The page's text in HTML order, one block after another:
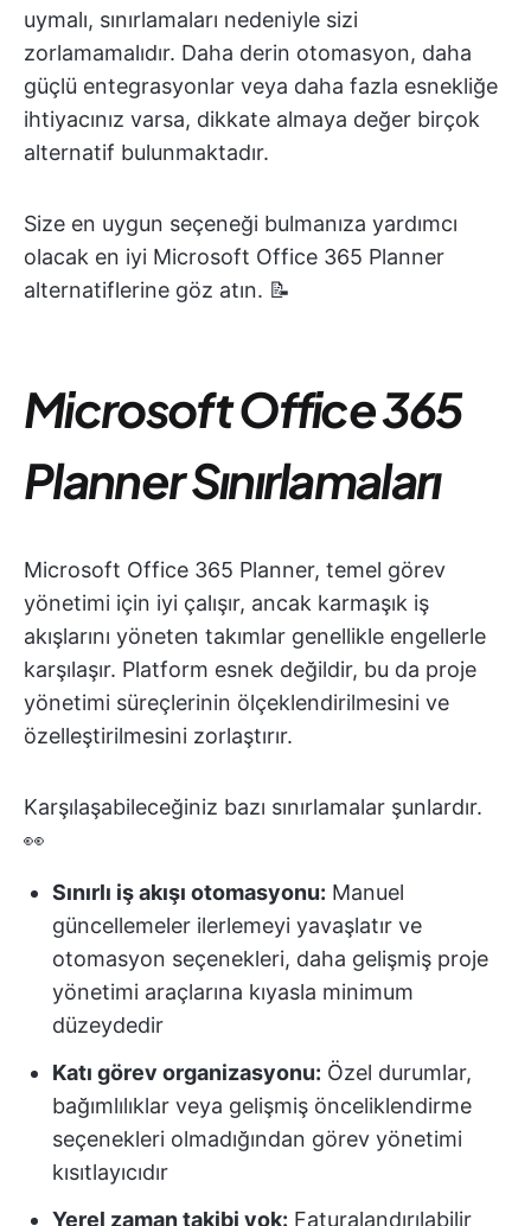
uymalı, sınırlamaları nedeniyle sizi
zorlamamalıdır. Daha derin otomasyon, daha
güçlü entegrasyonlar veya daha fazla esnekliğe
ihtiyacınız varsa, dikkate almaya değer birçok
alternatif bulunmaktadır.
Size en uygun seçeneği bulmanıza yardımcı
olacak en iyi Microsoft Office 365 Planner
alternatiflerine göz atın. 📝
Microsoft Office 365
Planner Sınırlamaları
Microsoft Office 365 Planner, temel görev
yönetimi için iyi çalışır, ancak karmaşık iş
akışlarını yöneten takımlar genellikle engellerle
karşılaşır. Platform esnek değildir, bu da proje
yönetimi süreçlerinin ölçeklendirilmesini ve
özelleştirilmesini zorlaştırır.
Karşılaşabileceğiniz bazı sınırlamalar şunlardır.
👀
Sınırlı iş akışı otomasyonu: Manuel
güncellemeler ilerlemeyi yavaşlatır ve
otomasyon seçenekleri, daha gelişmiş proje
yönetimi araçlarına kıyasla minimum
düzeydedir
Katı görev organizasyonu: Özel durumlar,
bağımlılıklar veya gelişmiş önceliklendirme
seçenekleri olmadığından görev yönetimi
kısıtlayıcıdır
Yerel zaman takibi yok: Faturalandırılabilir